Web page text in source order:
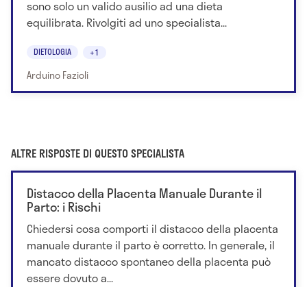
sono solo un valido ausilio ad una dieta
equilibrata. Rivolgiti ad uno specialista...
DIETOLOGIA +1
Arduino Fazioli
ALTRE RISPOSTE DI QUESTO SPECIALISTA
Distacco della Placenta Manuale Durante il
Parto: i Rischi
Chiedersi cosa comporti il distacco della placenta
manuale durante il parto è corretto. In generale, il
mancato distacco spontaneo della placenta può
essere dovuto a...